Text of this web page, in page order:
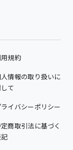
規約
情報の取り扱いに
て
イバシーポリシー
商取引法に基づく